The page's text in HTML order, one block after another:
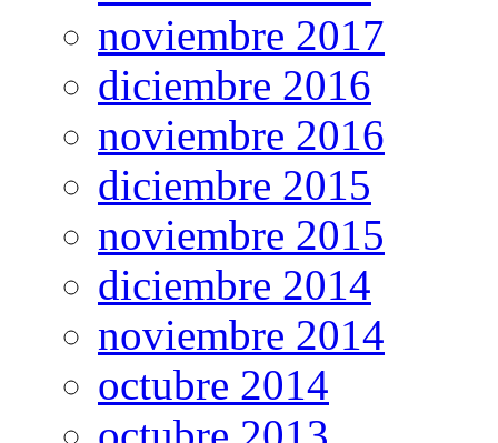
noviembre 2017
diciembre 2016
noviembre 2016
diciembre 2015
noviembre 2015
diciembre 2014
noviembre 2014
octubre 2014